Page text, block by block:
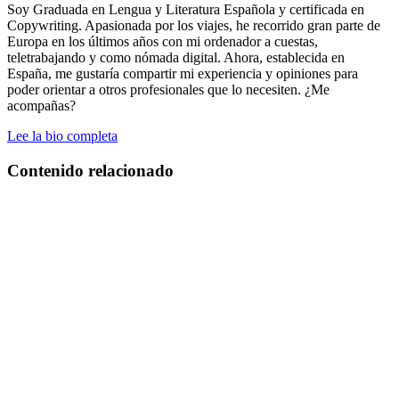
Soy Graduada en Lengua y Literatura Española y certificada en
Copywriting. Apasionada por los viajes, he recorrido gran parte de
Europa en los últimos años con mi ordenador a cuestas,
teletrabajando y como nómada digital. Ahora, establecida en
España, me gustaría compartir mi experiencia y opiniones para
poder orientar a otros profesionales que lo necesiten. ¿Me
acompañas?
Lee la bio completa
Contenido relacionado